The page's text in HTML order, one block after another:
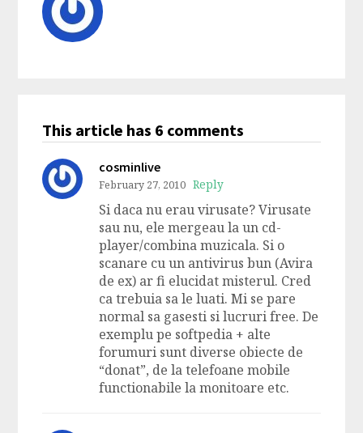
This article has 6 comments
cosminlive
February 27, 2010 Reply
Si daca nu erau virusate? Virusate
sau nu, ele mergeau la un cd-
player/combina muzicala. Si o
scanare cu un antivirus bun (Avira
de ex) ar fi elucidat misterul. Cred
ca trebuia sa le luati. Mi se pare
normal sa gasesti si lucruri free. De
exemplu pe softpedia + alte
forumuri sunt diverse obiecte de
“donat”, de la telefoane mobile
functionabile la monitoare etc.